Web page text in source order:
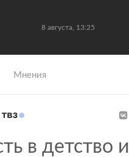
8 августа, 13:25
Мнения
в детство и